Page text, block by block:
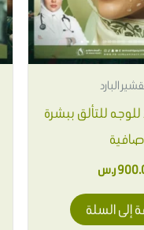
البارد
للوجه للتألق ببشرة
صافية
ر.س
إلى السلة